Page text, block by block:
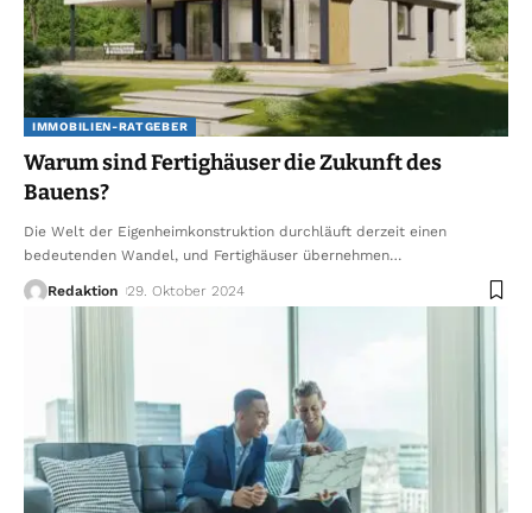
IMMOBILIEN-RATGEBER
Warum sind Fertighäuser die Zukunft des
Bauens?
Die Welt der Eigenheimkonstruktion durchläuft derzeit einen
bedeutenden Wandel, und Fertighäuser übernehmen…
Redaktion 29. Oktober 2024